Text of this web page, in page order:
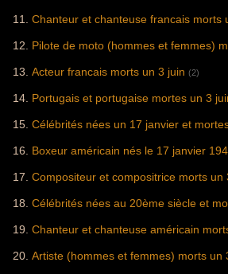
Chanteur et chanteuse francais morts
Pilote de moto (hommes et femmes)
Acteur francais morts un 3 juin (2)
Portugais et portugaise mortes un 3
Célébrités nées un 17 janvier et
Boxeur américain nés le 17 janvier
Compositeur et compositrice morts un
Célébrités nées au 20ème siècle et
Chanteur et chanteuse américain
Artiste (hommes et femmes) morts un